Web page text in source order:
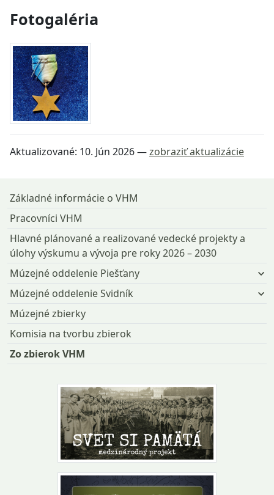
Fotogaléria
Aktualizované: 10. Jún 2026—zobraziť aktualizácie
Základné informácie o VHM
Pracovníci VHM
Hlavné plánované a realizované vedecké projekty a
úlohy výskumu a vývoja pre roky 2026 – 2030
Múzejné oddelenie Piešťany
Múzejné oddelenie Svidník
Múzejné zbierky
Komisia na tvorbu zbierok
Zo zbierok VHM